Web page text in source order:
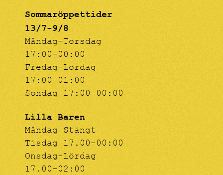
Sommaröppettider
13/7-9/8
Måndag-Torsdag
17:00-00:00
Fredag-Lördag
17:00-01:00
Söndag 17:00-00:00
Lilla Baren
Måndag Stängt
Tisdag 17.00-00:00
Onsdag-Lördag
17.00-02:00